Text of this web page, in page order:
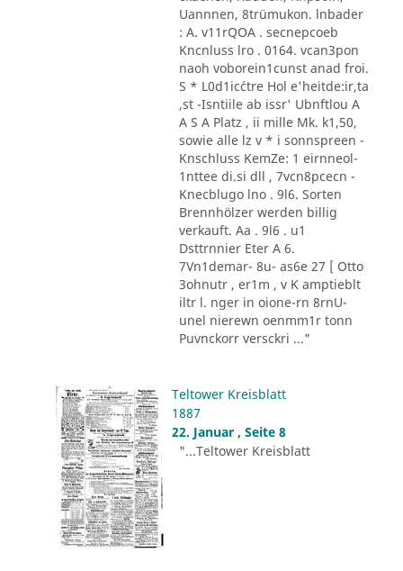
Uannnen, 8trümukon. lnbader
: A. v11rQOA . secnepcoeb
Kncnluss lro . 0164. vcan3pon
naoh voborein1cunst anad froi.
S * L0d1ic´ctre Hol e'heitde:ir,ta
,st -Isntiile ab issr' Ubnftlou A
A S A Platz , ii mille Mk. k1,50,
sowie alle lz v * i sonnspreen -
Knschluss KemZe: 1 eirnneol-
1nttee di.si dll , 7vcn8pcecn -
Knecblugo lno . 9l6. Sorten
Brennhölzer werden billig
verkauft. Aa . 9l6 . u1
Dsttrnnier Eter A 6.
7Vn1demar- 8u- as6e 27 [ Otto
3ohnutr , er1m , v K amptieblt
iltr l. nger in oione-rn 8rnU-
unel nierewn oenmm1r tonn
Puvnckorr versckri ..."
Teltower Kreisblatt
1887
22. Januar , Seite 8
"...Teltower Kreisblatt